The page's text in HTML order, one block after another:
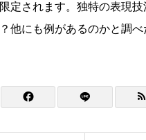
定されます。独特の表現
他にも例があるのかと調べ